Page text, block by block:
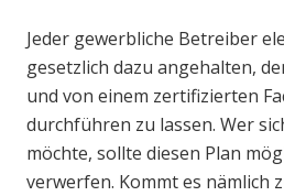
Jeder gewerbliche Betreiber
gesetzlich dazu angehalten,
und von einem zertifizierten
durchführen zu lassen. Wer
möchte, sollte diesen Plan
verwerfen. Kommt es nämlich